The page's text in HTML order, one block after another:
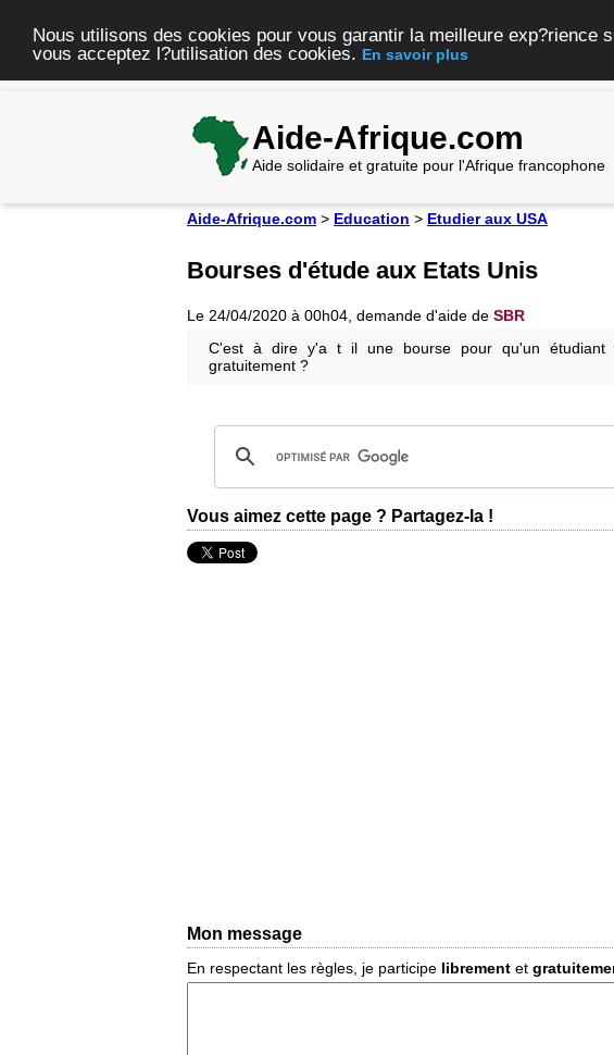
Nous utilisons des cookies pour vous garantir la meilleure
vous acceptez l?utilisation des cookies. En savoir plus
Aide-Afrique.com
Aide solidaire et gratuite pour l'Afrique francophone
Aide-Afrique.com > Education > Etudier aux USA
Bourses d'étude aux Etats Unis
Le 24/04/2020 à 00h04, demande d'aide de SBR
C'est à dire y'a t il une bourse pour qu'un étudiant
gratuitement ?
Vous aimez cette page ? Partagez-la !
Mon message
En respectant les règles, je participe librement et